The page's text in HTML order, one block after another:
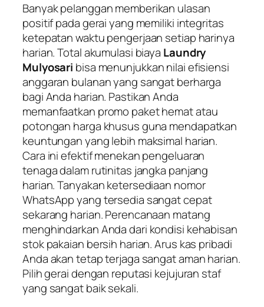
Banyak pelanggan memberikan ulasan
positif pada gerai yang memiliki integritas
ketepatan waktu pengerjaan setiap harinya
harian. Total akumulasi biaya Laundry
Mulyosari bisa menunjukkan nilai efisiensi
anggaran bulanan yang sangat berharga
bagi Anda harian. Pastikan Anda
memanfaatkan promo paket hemat atau
potongan harga khusus guna mendapatkan
keuntungan yang lebih maksimal harian.
Cara ini efektif menekan pengeluaran
tenaga dalam rutinitas jangka panjang
harian. Tanyakan ketersediaan nomor
WhatsApp yang tersedia sangat cepat
sekarang harian. Perencanaan matang
menghindarkan Anda dari kondisi kehabisan
stok pakaian bersih harian. Arus kas pribadi
Anda akan tetap terjaga sangat aman harian.
Pilih gerai dengan reputasi kejujuran staf
yang sangat baik sekali.